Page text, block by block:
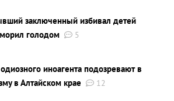
заключенный избивал детей
голодом
5
иноагента подозревают в
в Алтайском крае
12